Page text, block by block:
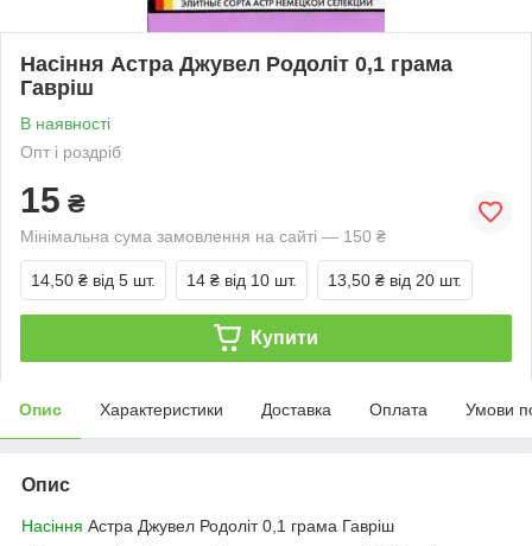
Насіння Астра Джувел Родоліт 0,1 грама
Гавріш
В наявності
Опт і роздріб
15 ₴
Мінімальна сума замовлення на сайті — 150 ₴
14,50 ₴ від 5 шт. 14 ₴ від 10 шт. 13,50 ₴ від 20 шт.
Купити
Опис Характеристики Доставка Оплата Умови
Опис
Насіння Астра Джувел Родоліт 0,1 грама Гавріш